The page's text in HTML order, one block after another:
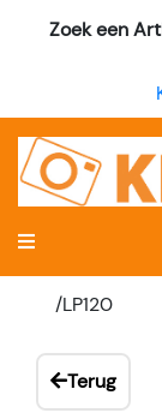
Zoek een
/LP120
Terug